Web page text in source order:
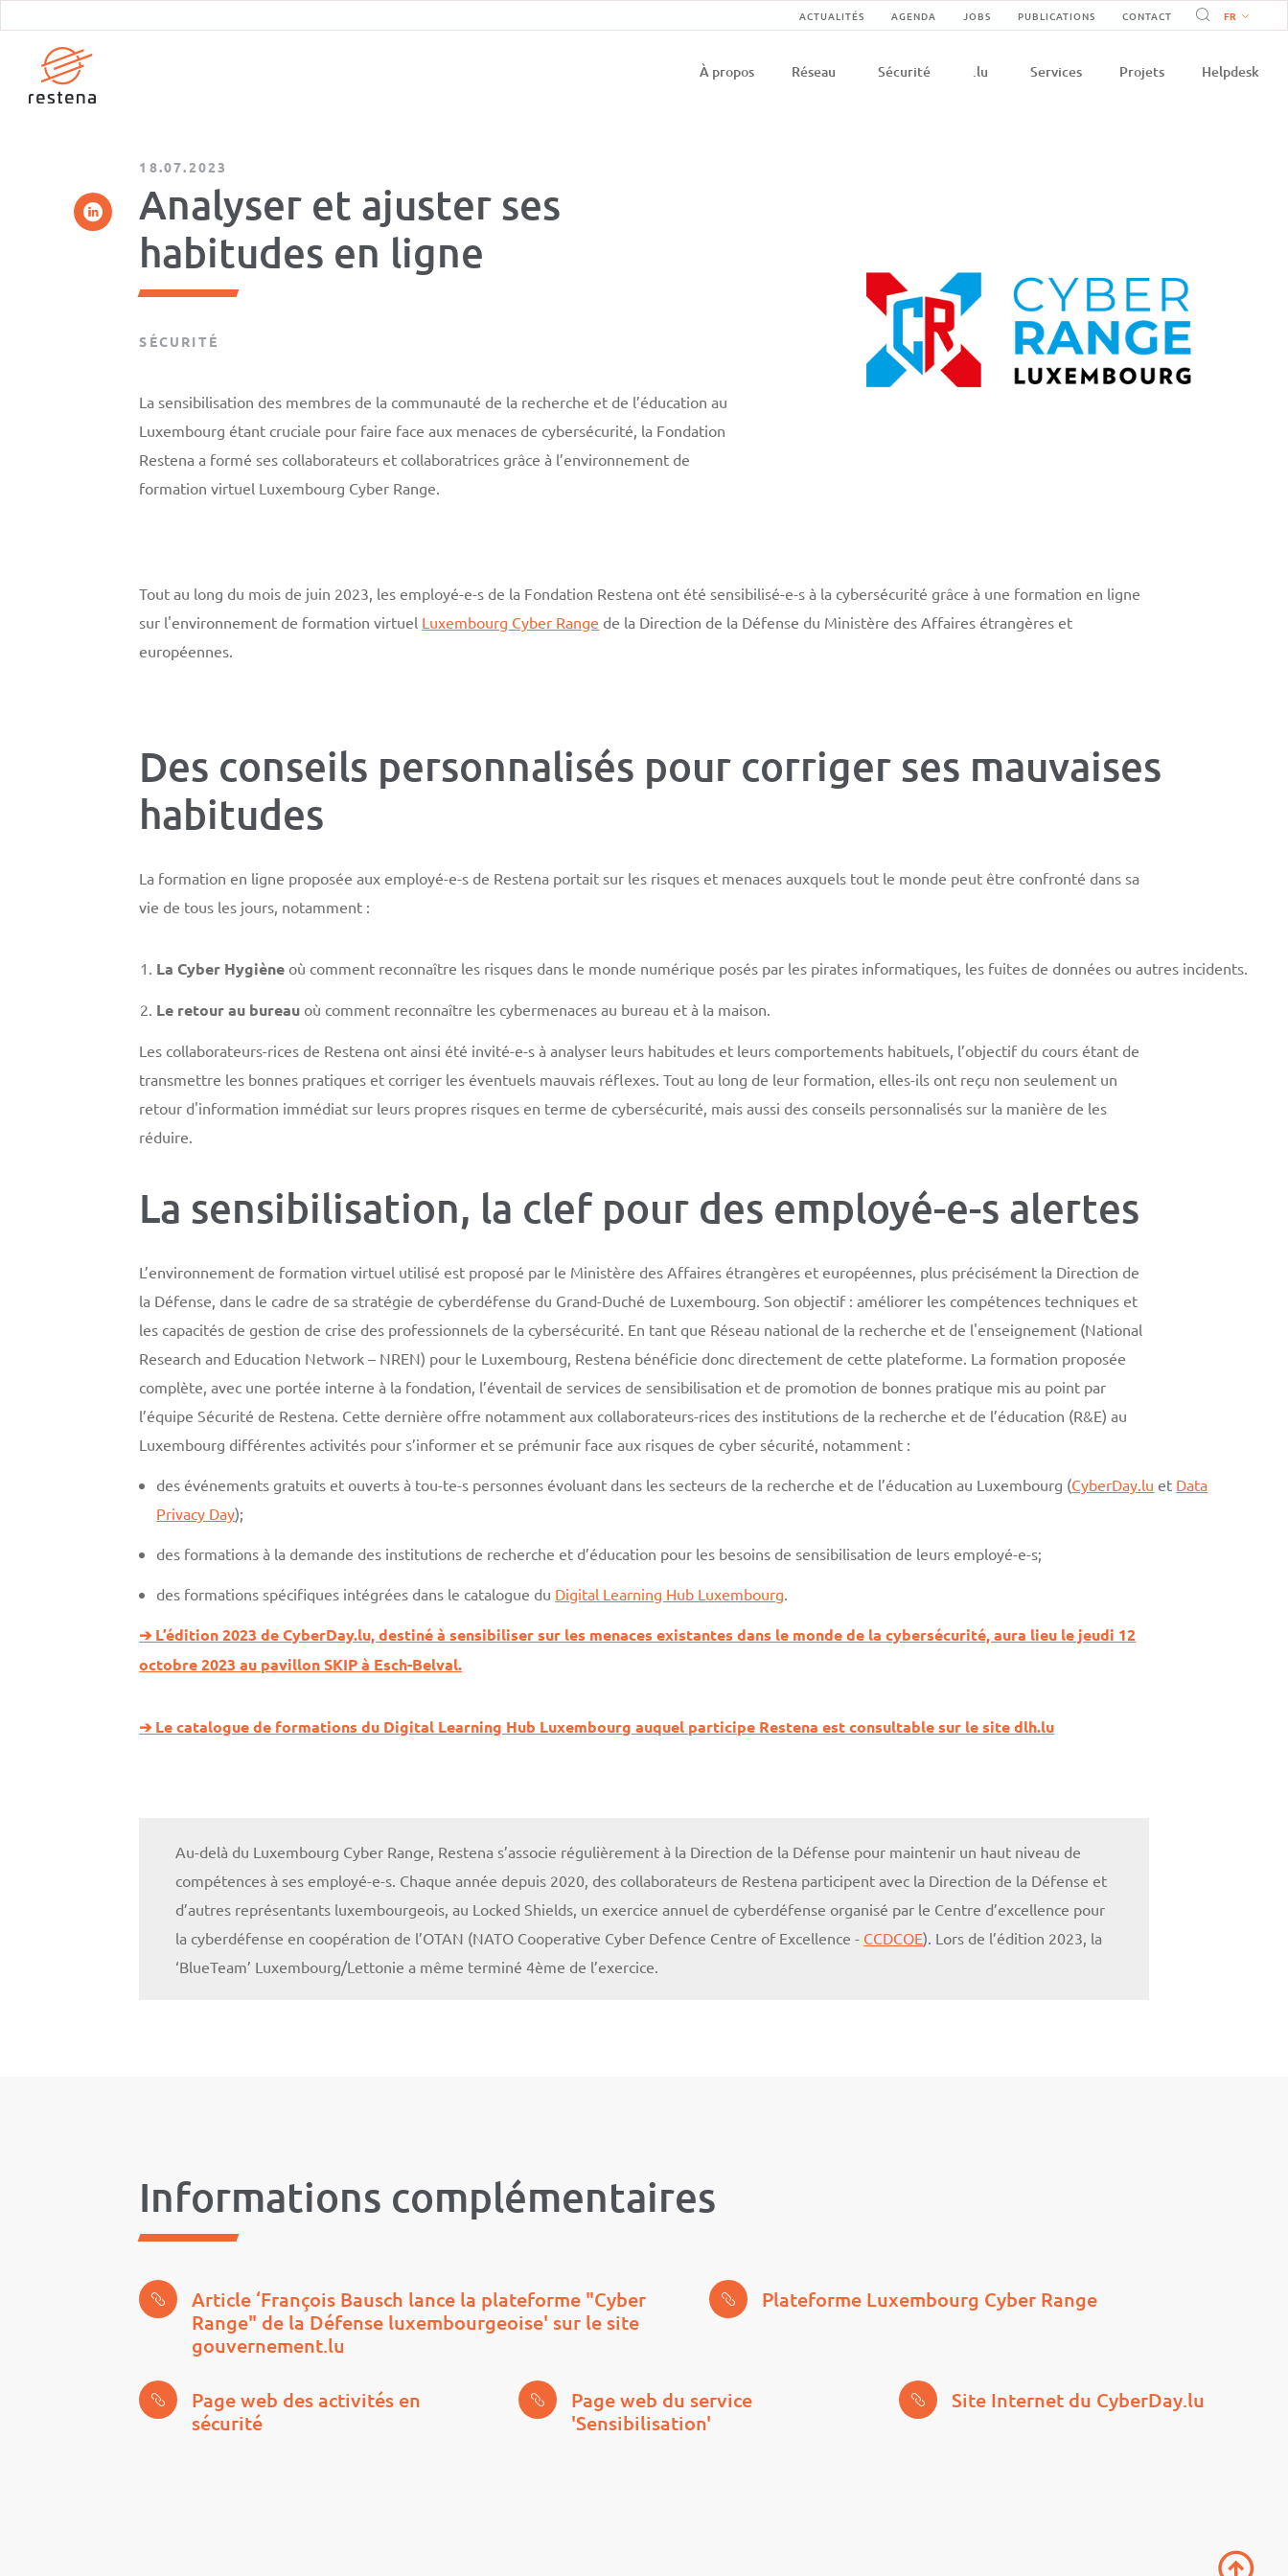
contenu
principal
Navigation
secondaire
ACTUALITÉS AGENDA JOBS PUBLICATIONS CONTACT
Navigation
À propos Réseau Sécurité .lu Services Projets Helpdesk
18.07.2023
Analyser et ajuster ses
habitudes en ligne
SÉCURITÉ
La sensibilisation des membres de la communauté de la recherche et de l’éducation au
Luxembourg étant cruciale pour faire face aux menaces de cybersécurité, la Fondation
Restena a formé ses collaborateurs et collaboratrices grâce à l’environnement de
formation virtuel Luxembourg Cyber Range.
Tout au long du mois de juin 2023, les employé-e-s de la Fondation Restena ont été sensibilisé-e-s à la cybersécurité grâce à une formation en ligne
sur l'environnement de formation virtuel Luxembourg Cyber Range de la Direction de la Défense du Ministère des Affaires étrangères et
européennes.
Des conseils personnalisés pour corriger ses mauvaises
habitudes
La formation en ligne proposée aux employé-e-s de Restena portait sur les risques et menaces auxquels tout le monde peut être confronté dans sa
vie de tous les jours, notamment :
La Cyber Hygiène où comment reconnaître les risques dans le monde numérique posés par les pirates informatiques, les fuites de données ou autres incidents.
Le retour au bureau où comment reconnaître les cybermenaces au bureau et à la maison.
Les collaborateurs-rices de Restena ont ainsi été invité-e-s à analyser leurs habitudes et leurs comportements habituels, l’objectif du cours étant de
transmettre les bonnes pratiques et corriger les éventuels mauvais réflexes. Tout au long de leur formation, elles-ils ont reçu non seulement un
retour d'information immédiat sur leurs propres risques en terme de cybersécurité, mais aussi des conseils personnalisés sur la manière de les
réduire.
La sensibilisation, la clef pour des employé-e-s alertes
L’environnement de formation virtuel utilisé est proposé par le Ministère des Affaires étrangères et européennes, plus précisément la Direction de
la Défense, dans le cadre de sa stratégie de cyberdéfense du Grand-Duché de Luxembourg. Son objectif : améliorer les compétences techniques et
les capacités de gestion de crise des professionnels de la cybersécurité. En tant que Réseau national de la recherche et de l'enseignement (National
Research and Education Network – NREN) pour le Luxembourg, Restena bénéficie donc directement de cette plateforme. La formation proposée
complète, avec une portée interne à la fondation, l’éventail de services de sensibilisation et de promotion de bonnes pratique mis au point par
l’équipe Sécurité de Restena. Cette dernière offre notamment aux collaborateurs-rices des institutions de la recherche et de l’éducation (R&E) au
Luxembourg différentes activités pour s’informer et se prémunir face aux risques de cyber sécurité, notamment :
des événements gratuits et ouverts à tou-te-s personnes évoluant dans les secteurs de la recherche et de l’éducation au Luxembourg (CyberDay.lu et Data
Privacy Day);
des formations à la demande des institutions de recherche et d’éducation pour les besoins de sensibilisation de leurs employé-e-s;
des formations spécifiques intégrées dans le catalogue du Digital Learning Hub Luxembourg.
➔ L’édition 2023 de CyberDay.lu, destiné à sensibiliser sur les menaces existantes dans le monde de la cybersécurité, aura lieu le jeudi 12
octobre 2023 au pavillon SKIP à Esch-Belval.
➔ Le catalogue de formations du Digital Learning Hub Luxembourg auquel participe Restena est consultable sur le site dlh.lu
Au-delà du Luxembourg Cyber Range, Restena s’associe régulièrement à la Direction de la Défense pour maintenir un haut niveau de
compétences à ses employé-e-s. Chaque année depuis 2020, des collaborateurs de Restena participent avec la Direction de la Défense et
d’autres représentants luxembourgeois, au Locked Shields, un exercice annuel de cyberdéfense organisé par le Centre d’excellence pour
la cyberdéfense en coopération de l’OTAN (NATO Cooperative Cyber Defence Centre of Excellence - CCDCOE). Lors de l’édition 2023, la
‘BlueTeam’ Luxembourg/Lettonie a même terminé 4ème de l’exercice.
Informations complémentaires
Article ‘François Bausch lance la plateforme "Cyber
Range" de la Défense luxembourgeoise' sur le site
gouvernement.lu
Plateforme Luxembourg Cyber Range
Page web des activités en
sécurité
Page web du service
'Sensibilisation'
Site Internet du CyberDay.lu